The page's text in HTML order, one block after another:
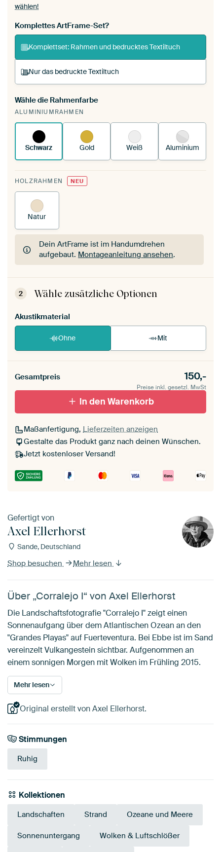
wählen!
Komplettes ArtFrame-Set?
Komplettset: Rahmen und bedrucktes Textiltuch
Nur das bedruckte Textiltuch
Du spannst einen wechselbaren Textiltuch in
deinen vorhandenen ArtFrame™.
funktioniert es.
Wähle die Rahmenfarbe
ALUMINIUMRAHMEN
Schwarz Gold Weiß Aluminium
HOLZRAHMEN NEU
Natur
Dein ArtFrame ist im Handumdrehen
aufgebaut. Montageanleitung ansehen.
Dein ArtFrame ist im Handumdrehen
aufgebaut.Montageanleitung ansehen
2 Wähle zusätzliche Optionen
Akustikmaterial
Ohne Mit
Gesamtpreis 150,-
Preise inkl. gesetzl. MwSt
In den Warenkorb
Maßanfertigung, Lieferzeiten anzeigen
Gestalte das Produkt ganz nach deinen Wünschen.
Jetzt kostenloser Versand!
Gefertigt von
Axel Ellerhorst
Sande, Deutschland
Shop besuchen Mehr lesen
Über „Corralejo I“ von Axel Ellerhorst
Die Landschaftsfotografie "Corralejo I" zeigt einen
Sonnenaufgang über dem Atlantischen Ozean an den
"Grandes Playas" auf Fuerteventura. Bei Ebbe ist im Sand
vereinzelt Vulkangestein sichtbar. Aufgenommen an
einem sonnigen Morgen mit Wolken im Frühling 2015.
Mehr lesen
Original erstellt von Axel Ellerhorst.
Stimmungen
Ruhig
Kollektionen
Landschaften Strand Ozeane und Meere
Sonnenuntergang Wolken & Luftschlößer